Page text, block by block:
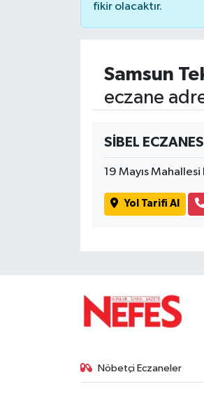
fikir olacaktır.
Samsun
eczane
SİBEL ECZANESİ
19 Mayıs
Yol Tarifi Al
Nöbetçi Eczaneler